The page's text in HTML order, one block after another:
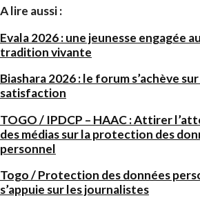
A lire aussi :
Evala 2026 : une jeunesse engagée
tradition vivante
Biashara 2026 : le forum s’achève
satisfaction
TOGO / IPDCP – HAAC : Attirer
des médias sur la protection des
personnel
Togo / Protection des données
s’appuie sur les journalistes